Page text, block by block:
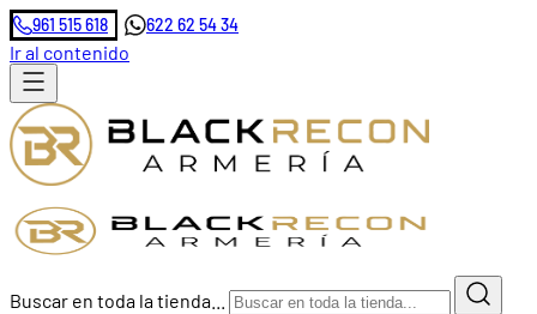
961 515 618 622 62 54 34
Ir al contenido
Buscar en toda la tienda...